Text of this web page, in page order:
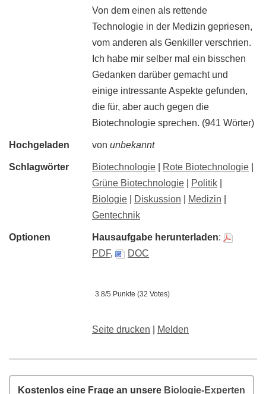
Von dem einen als rettende
Technologie in der Medizin gepriesen,
vom anderen als Genkiller verschrien.
Ich habe mir selber mal ein bisschen
Gedanken darüber gemacht und
einige intressante Aspekte gefunden,
die für, aber auch gegen die
Biotechnologie sprechen. (941 Wörter)
Hochgeladen von unbekannt
Schlagwörter Biotechnologie Rote Biotechnologie
Grüne Biotechnologie
Politik
Biologie
Diskussion Medizin
Gentechnik
Optionen Hausaufgabe herunterladen:
PDF, DOC
3.8/5 Punkte (32 Votes)
Seite drucken Melden
Kostenlos eine Frage an unsere Biologie-Experten